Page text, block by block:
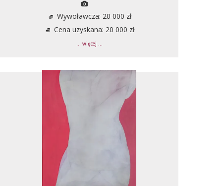
Wywoławcza: 20 000 zł
Cena uzyskana: 20 000 zł
... więcej ...